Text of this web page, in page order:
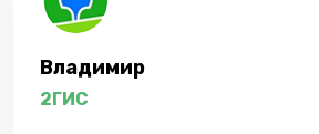
Владимир
2ГИС